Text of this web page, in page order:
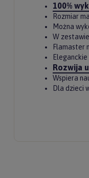
100%
Rozmiar
Można
W
Flamaster
Rozwija
Wspiera
Dla dzieci